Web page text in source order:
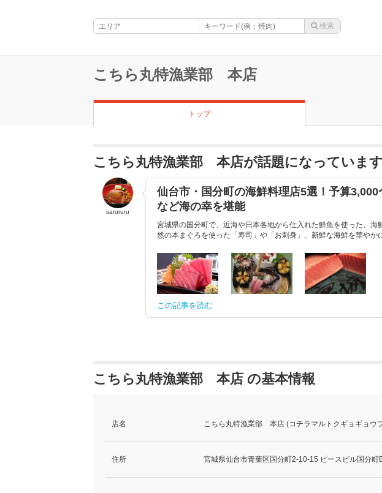
こちら丸特漁業部 本店
トップ
こちら丸特漁業部 本店が話題になっています
sarururu
仙台市・国分町の海鮮料理店5選！予算3,000
など海の幸を堪能
宮城県の国分町で、近海や日本各地から仕入れた鮮魚を使った、海
然の本まぐろを使った「寿司」や「お刺身」、新鮮な海鮮を華やか
この記事を読む
こちら丸特漁業部 本店 の基本情報
店名 こちら丸特漁業部 本店 (コチラマルトクギョギョウ
住所 宮城県仙台市青葉区国分町2-10-15 ピースビル国分町